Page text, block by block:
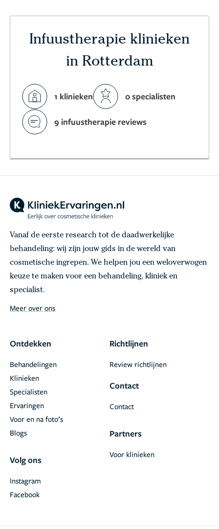
Infuustherapie klinieken
in Rotterdam
1 klinieken 0 specialisten
9 infuustherapie reviews
Vanaf de eerste research tot de daadwerkelijke
behandeling: wij zijn jouw gids in de wereld van
cosmetische ingrepen. We helpen jou een weloverwogen
keuze te maken voor een behandeling, kliniek en
specialist.
Meer over ons
Ontdekken
Behandelingen
Klinieken
Specialisten
Ervaringen
Voor en na foto’s
Blogs
Volg ons
Facebook
Instagram
Richtlijnen
Review richtlijnen
Contact
Contact
Partners
Voor klinieken